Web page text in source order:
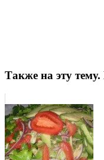
Также на эту